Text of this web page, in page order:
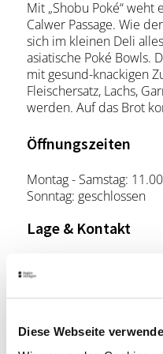
Diese Webseite
Mit „Shobu Poké“
Calwer Passage. Wie
sich im kleinen Deli
asiatische Poké Bowls.
mit gesund-knackigen
Fleischersatz, Lachs,
werden. Auf das Brot
Öffnungszeiten
Montag - Samstag:
Sonntag: geschlossen
Lage & Kontakt
Rotebühlplatz 20